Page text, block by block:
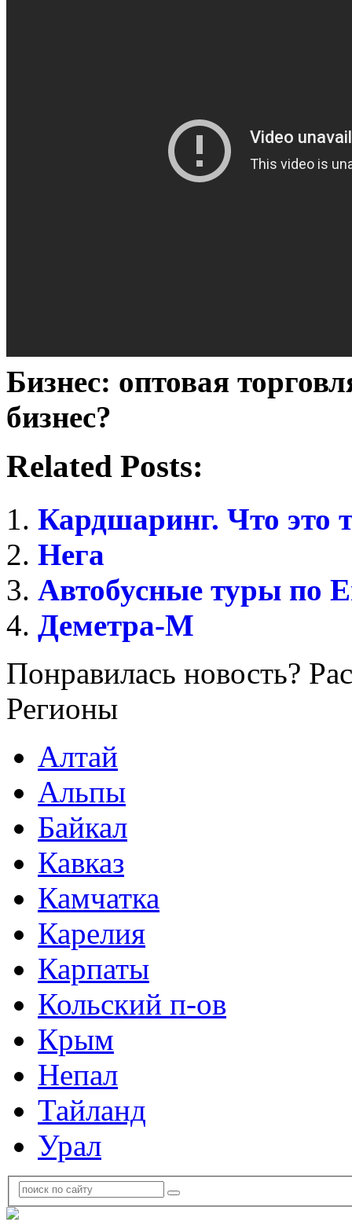
Бизнес: оптовая
бизнес?
Related Posts:
Кардшаринг. Что это
Нега
Автобусные туры по
Деметра-М
Понравилась новость?
Регионы
Алтай
Альпы
Байкал
Кавказ
Камчатка
Карелия
Карпаты
Кольский п-ов
Крым
Непал
Тайланд
Урал